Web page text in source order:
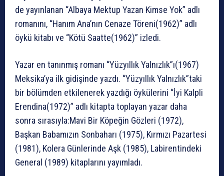
de yayınlanan “Albaya Mektup Yazan Kimse Yok” adlı
romanını, “Hanım Ana’nın Cenaze Töreni(1962)” adlı
öykü kitabı ve “Kötü Saatte(1962)” izledi.
Yazar en tanınmış romanı “Yüzyıllık Yalnızlık”ı(1967)
Meksika’ya ilk gidişinde yazdı. “Yüzyıllık Yalnızlık”taki
bir bölümden etkilenerek yazdığı öykülerini “İyi Kalpli
Erendina(1972)” adlı kitapta toplayan yazar daha
sonra sırasıyla:Mavi Bir Köpeğin Gözleri (1972),
Başkan Babamızın Sonbaharı (1975), Kırmızı Pazartesi
(1981), Kolera Günlerinde Aşk (1985), Labirentindeki
General (1989) kitaplarını yayımladı.